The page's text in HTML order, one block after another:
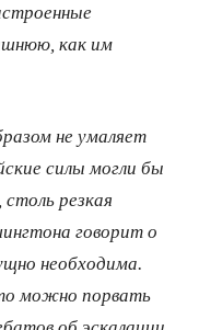
как им
не умаляет
силы могли бы
резкая
говорит о
необходима.
можно порвать
об эскалации,